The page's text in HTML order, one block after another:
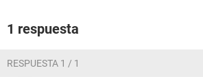
1 respuesta
RESPUESTA 1 / 1